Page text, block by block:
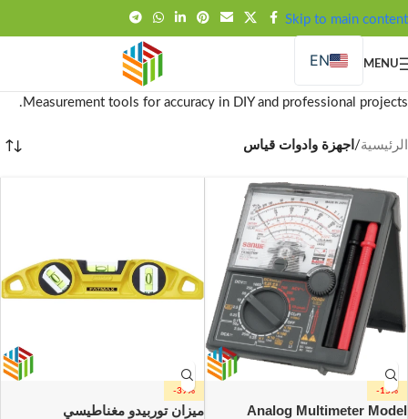
Skip to main content
FREE SHIPPING OVER 99SAR
MENU
EN
Measurement tools for accuracy in DIY and professional projects.
الرئيسية/ اجهزة وادوات قياس
-15%
Analog Multimeter Model
-39%
ميزان توربيدو مغناطيسي